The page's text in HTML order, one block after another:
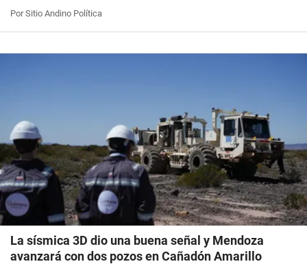
Por Sitio Andino Política
La sísmica 3D dio una buena señal y Mendoza
avanzará con dos pozos en Cañadón Amarillo